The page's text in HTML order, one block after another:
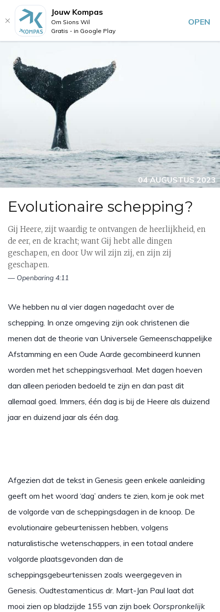
04 AUGUSTUS 2023
Evolutionaire schepping?
Gij Heere, zijt waardig te ontvangen de heerlijkheid, en
de eer, en de kracht; want Gij hebt alle dingen
geschapen, en door Uw wil zijn zij, en zijn zij
geschapen.
— Openbaring 4:11
We hebben nu al vier dagen nagedacht over de
schepping. In onze omgeving zijn ook christenen die
menen dat de theorie van Universele Gemeenschappelijke
Afstamming en een Oude Aarde gecombineerd kunnen
worden met het scheppingsverhaal. Met dagen hoeven
dan alleen perioden bedoeld te zijn en dan past dit
allemaal goed. Immers, één dag is bij de Heere als duizend
jaar en duizend jaar als één dag.
Afgezien dat de tekst in Genesis geen enkele aanleiding
geeft om het woord ‘dag’ anders te zien, kom je ook met
de volgorde van de scheppingsdagen in de knoop. De
evolutionaire gebeurtenissen hebben, volgens
naturalistische wetenschappers, in een totaal andere
volgorde plaatsgevonden dan de
scheppingsgebeurtenissen zoals weergegeven in
Genesis. Oudtestamenticus dr. Mart-Jan Paul laat dat
mooi zien op bladzijde 155 van zijn boek Oorspronkelijk
Jouw Kompas
Om Sions Wil
Gratis - in Google Play
OPEN